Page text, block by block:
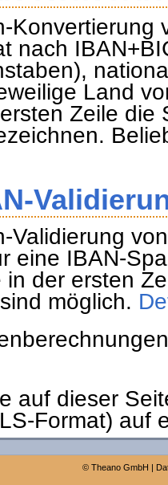
Konvertierung
nach
Land
Zeile die
Validierung
eine IBAN-
der ersten
möglich.
auf dieser
Format) auf
© Theano GmbH |